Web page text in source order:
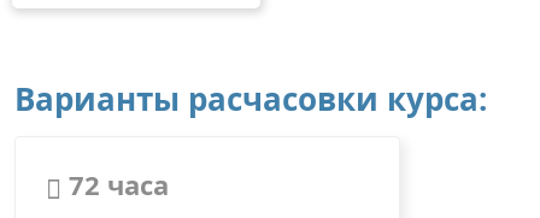
Варианты расчасовки курса:
72 часа